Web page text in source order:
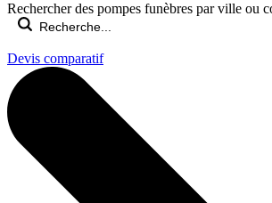
Rechercher des pompes funèbres par ville ou
Devis comparatif